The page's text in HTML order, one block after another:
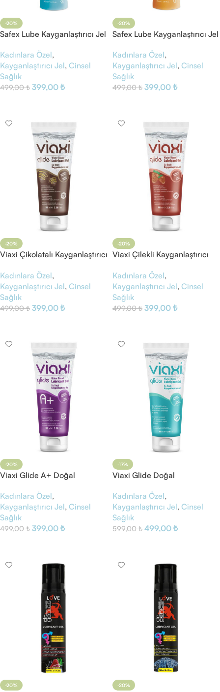
-20%
Safex Lube Kayganlaştırıcı Jel
Kadınlara Özel,
Kayganlaştırıcı Jel, Cinsel
Sağlık
499,00₺ 399,00 ₺
-20%
Safex Lube Kayganlaştırıcı Jel
Kadınlara Özel,
Kayganlaştırıcı Jel, Cinsel
Sağlık
499,00₺ 399,00 ₺
-20%
Viaxi Çikolatalı Kayganlaştırıcı
Kadınlara Özel,
Kayganlaştırıcı Jel, Cinsel
Sağlık
499,00₺ 399,00 ₺
-20%
Viaxi Çilekli Kayganlaştırıcı
Kadınlara Özel,
Kayganlaştırıcı Jel, Cinsel
Sağlık
499,00₺ 399,00 ₺
-20%
Viaxi Glide A+ Doğal
Kadınlara Özel,
Kayganlaştırıcı Jel, Cinsel
Sağlık
499,00₺ 399,00 ₺
-17%
Viaxi Glide Doğal
Kadınlara Özel,
Kayganlaştırıcı Jel, Cinsel
Sağlık
599,00₺ 499,00 ₺
-20% -20%